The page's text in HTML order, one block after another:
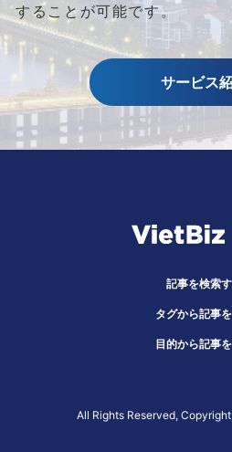
することが可能です。
サービス
記事を検索
タグから記事
目的から記事
All Rights Reserved,